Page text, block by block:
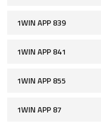
1WIN APP 839
1WIN APP 841
1WIN APP 855
1WIN APP 87